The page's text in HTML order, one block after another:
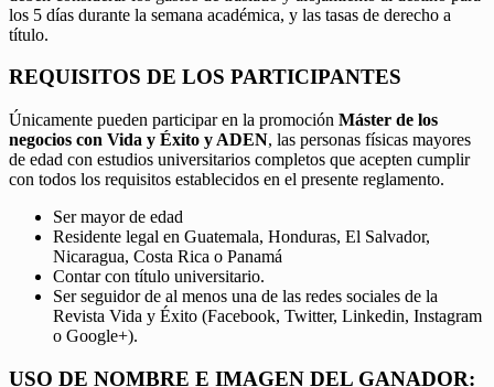
los 5 días durante la semana académica, y las tasas de derecho a
título.
REQUISITOS DE LOS PARTICIPANTES
Únicamente pueden participar en la promoción Máster de los
negocios con Vida y Éxito y ADEN, las personas físicas mayores
de edad con estudios universitarios completos que acepten cumplir
con todos los requisitos establecidos en el presente reglamento.
Ser mayor de edad
Residente legal en Guatemala, Honduras, El Salvador,
Nicaragua, Costa Rica o Panamá
Contar con título universitario.
Ser seguidor de al menos una de las redes sociales de la
Revista Vida y Éxito (Facebook, Twitter, Linkedin, Instagram
o Google+).
USO DE NOMBRE E IMAGEN DEL GANADOR: